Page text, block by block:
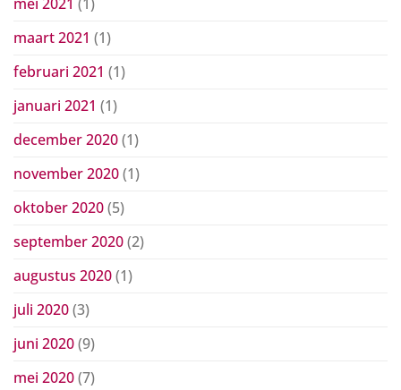
maart 2021 (1)
februari 2021 (1)
januari 2021 (1)
december 2020(1)
november 2020(1)
oktober 2020(5)
september 2020(2)
augustus 2020(1)
juli 2020(3)
juni 2020(9)
mei 2020(7)